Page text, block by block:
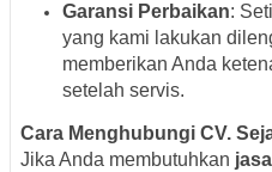
Garansi Perbaikan:
yang kami lakukan
memberikan Anda
setelah servis.
Cara Menghubungi CV.
Jika Anda membutuhkan